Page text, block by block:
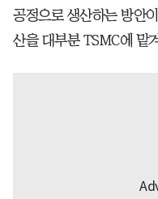
공정으로 생산하는 방안
산을 대부분 TSMC에 맡